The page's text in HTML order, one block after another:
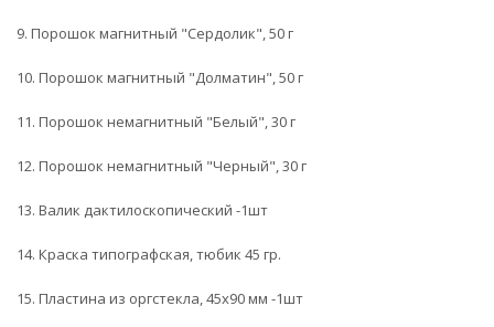
9. Порошок магнитный "Сердолик", 50 г
10. Порошок магнитный "Долматин", 50 г
11. Порошок немагнитный "Белый", 30 г
12. Порошок немагнитный "Черный", 30 г
13. Валик дактилоскопический -1шт
14. Краска типографская, тюбик 45 гр.
15. Пластина из оргстекла, 45х90 мм -1шт